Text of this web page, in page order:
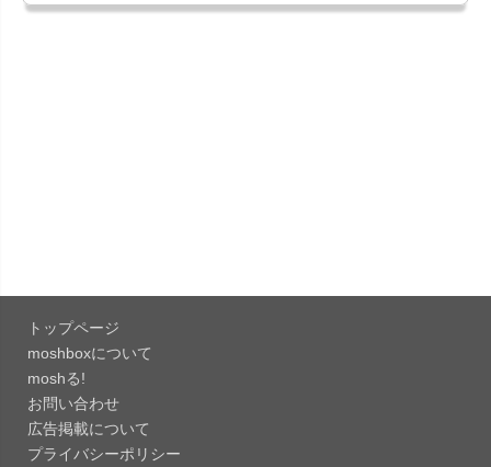
151.0.7922....
「Google 翻訳 10.31.311」iOS向け最新版をリリ
ース。
「Microsoft Excel 2.112.3」iOS向け最新版をリ
リ...
トップページ
moshboxについて
moshる!
お問い合わせ
広告掲載について
プライバシーポリシー